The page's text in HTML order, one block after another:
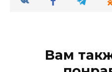
Вам